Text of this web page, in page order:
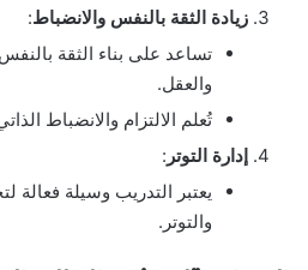
زيادة الثقة بالنفس والانضباط:
تساعد على بناء الثقة
والعقل.
تُعلم الالتزام والانضباط
إدارة التوتر :
يعتبر التدريب وسيلة فعالة
والتوتر.